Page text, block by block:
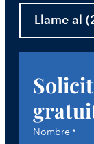
Llame al
Nombre*